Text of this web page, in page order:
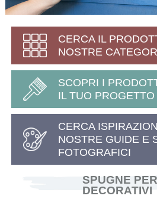
CERCA IL
NOSTRE
SCOPRI I
IL TUO PROGETTO
CERCA
NOSTRE GUIDE E
FOTOGRAFICI
SPUGNE
DECORATIVI